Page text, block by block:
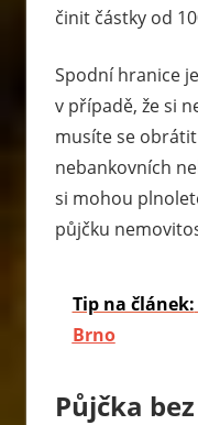
činit částky od
Spodní hranice
v případě, že si
musíte se
nebankovních
si mohou
půjčku
Tip na článek:
Brno
Půjčka